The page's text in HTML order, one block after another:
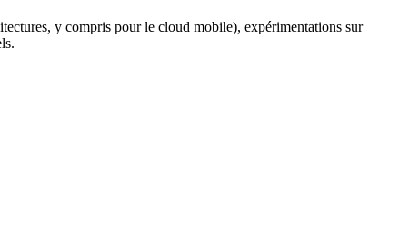
y compris pour le cloud mobile), expérimentations sur